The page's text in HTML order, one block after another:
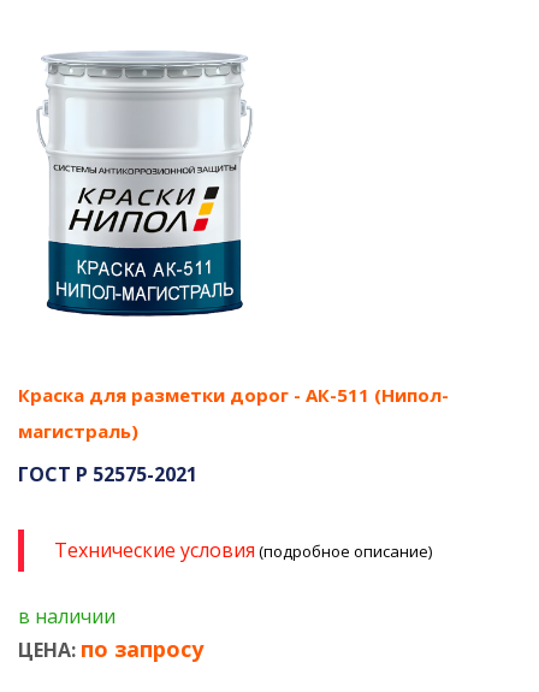
Краска для разметки дорог - АК-511 (Нипол-
магистраль)
ГОСТ Р 52575-2021
Технические условия (подробное описание)
в наличии
ЦЕНА: по запросу